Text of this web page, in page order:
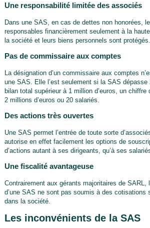
Une responsabilité limitée des associés
Dans une SAS, en cas de dettes non honorées,
responsables financièrement seulement à la
la société et leurs biens personnels sont protégés.
Pas de commissaire aux comptes
La désignation d’un commissaire aux comptes
une SAS. Elle l’est seulement si la SAS
bilan total supérieur à 1 million d’euros, un chiffre
2 millions d’euros ou 20 salariés.
Des actions très ouvertes
Une SAS permet l’entrée de toute sorte
autorise en effet facilement les options de
d’actions autant à ses dirigeants, qu’à ses
Une fiscalité avantageuse
Contrairement aux gérants majoritaires de SARL,
d’une SAS ne sont pas soumis à des cotisations
dans la société.
Les inconvénients de la SAS